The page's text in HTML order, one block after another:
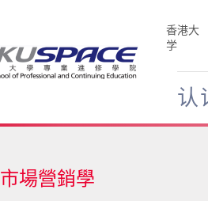
香港大
学
认
市場營銷學